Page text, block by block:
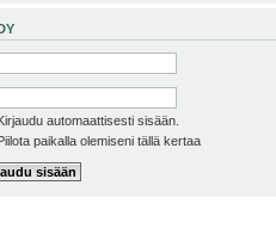
automaattisesti sisään.
paikalla olemiseni tällä kertaa